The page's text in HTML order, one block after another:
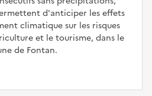
d'anticiper les effets
climatique sur les risques
et le tourisme, dans le
de Fontan.